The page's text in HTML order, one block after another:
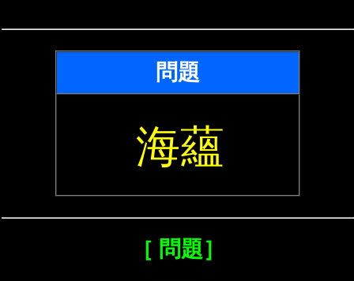
問題
海蘊
［ 問題］